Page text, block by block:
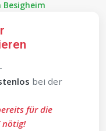
Besigheim
bei der
für die
nötig!